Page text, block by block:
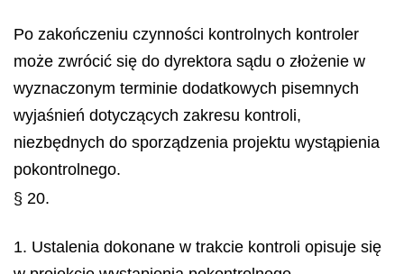
Po zakończeniu czynności kontrolnych kontroler
może zwrócić się do dyrektora sądu o złożenie w
wyznaczonym terminie dodatkowych pisemnych
wyjaśnień dotyczących zakresu kontroli,
niezbędnych do sporządzenia projektu wystąpienia
pokontrolnego.
§ 20.
1. Ustalenia dokonane w trakcie kontroli opisuje się